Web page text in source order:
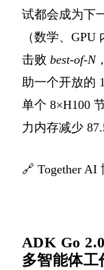
试都会成为下
（数学、
击败 best-of-N
助一个开放的
单个 8×H100
力内存减少
🔗 Together
ADK Go
多智能体工